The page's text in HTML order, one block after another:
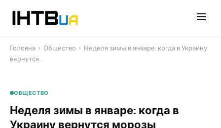
Головна › Общество › Неделя зимы в январе: когда в Украину
вернутся…
ОБЩЕСТВО
Неделя зимы в январе: когда в
Украину вернутся морозы